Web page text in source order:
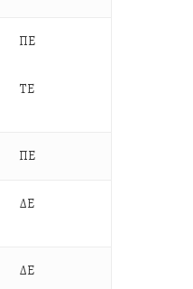
ΠΕ
ΤΕ
ΠΕ
ΔΕ
ΔΕ